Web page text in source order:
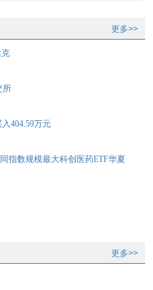
更多>>
克
所
404.59万元
指数规模最大科创医药ETF华夏
更多>>